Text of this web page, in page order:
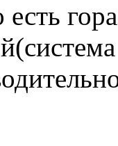
есть